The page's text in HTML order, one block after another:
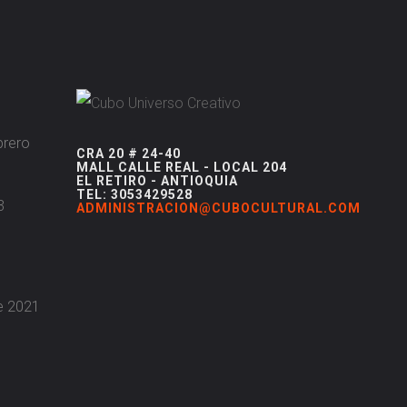
2021
CRA 20 # 24-40
MALL CALLE REAL - LOCAL 204
EL RETIRO - ANTIOQUIA
TEL: 3053429528
ADMINISTRACION@CUBOCULTURAL.COM